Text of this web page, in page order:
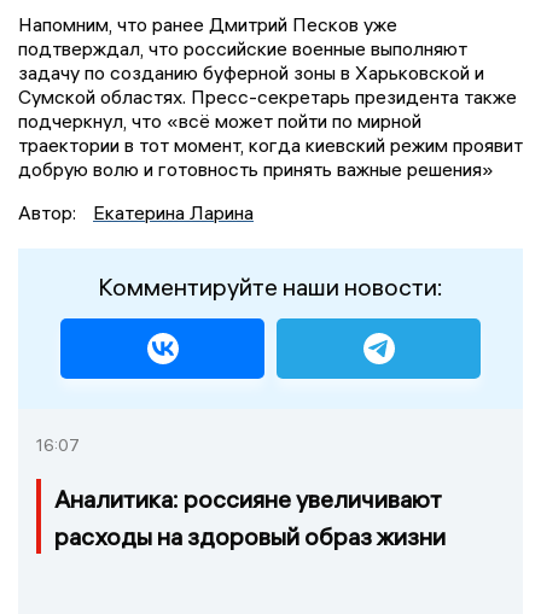
Напомним, что ранее Дмитрий Песков уже
подтверждал, что российские военные выполняют
задачу по созданию буферной зоны в Харьковской и
Сумской областях. Пресс-секретарь президента также
подчеркнул, что «всё может пойти по мирной
траектории в тот момент, когда киевский режим проявит
добрую волю и готовность принять важные решения»
Автор:
Екатерина Ларина
Комментируйте наши новости:
16:07
Аналитика: россияне увеличивают
расходы на здоровый образ жизни